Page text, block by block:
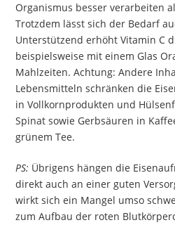
Organismus besser verarbeiten
Trotzdem lässt sich der Bedarf
Unterstützend erhöht Vitamin C
beispielsweise mit einem Glas
Mahlzeiten. Achtung: Andere
Lebensmitteln schränken die
in Vollkornprodukten und
Spinat sowie Gerbsäuren in
grünem Tee.
PS: Übrigens hängen die
direkt auch an einer guten
wirkt sich ein Mangel umso
zum Aufbau der roten